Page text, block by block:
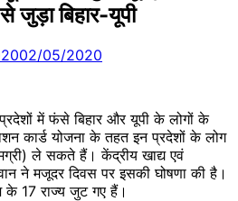
जुड़ा बिहार-यूपी
02/05/2020
में फंसे बिहार और यूपी के लोगों के
कार्ड योजना के तहत इन प्रदेशों के लोग
ले सकते हैं। केंद्रीय खाद्य एवं
ने मजूदर दिवस पर इसकी घोषणा की है।
17 राज्य जुट गए हैं।